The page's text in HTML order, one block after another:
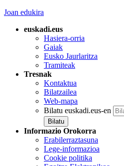
Joan edukira
euskadi.eus
Hasiera-orria
Gaiak
Eusko Jaurlaritza
Tramiteak
Tresnak
Kontaktua
Bilatzailea
Web-mapa
Bilatu euskadi.eus-en
Informazio Orokorra
Erabilerraztasuna
Lege-informazioa
Cookie politika